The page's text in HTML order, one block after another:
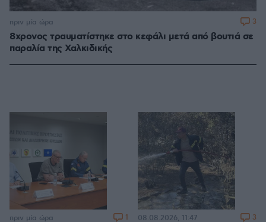
8χρονος τραυματίστηκε στο κεφάλι μετά από βουτιά σε
παραλία της Χαλκιδικής
πριν μία ώρα 3
πριν μία ώρα 1 08.08.2026, 11:47 3